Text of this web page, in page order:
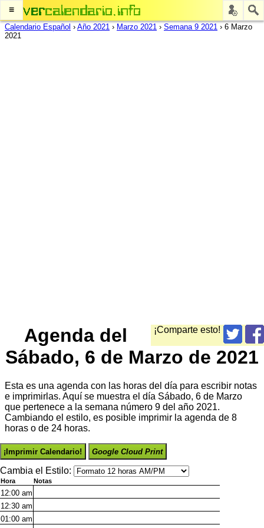
≡
Calendario Español › Año 2021 › Marzo 2021 › Semana 9 2021 › 6 Marzo
2021
¡Comparte esto!
Agenda del
Sábado, 6 de Marzo de 2021
Esta es una agenda con las horas del día para escribir notas
e imprimirlas. Aquí se muestra el día Sábado, 6 de Marzo
que pertenece a la semana número 9 del año 2021.
Cambiando el estilo, es posible imprimir la agenda de 8
horas o de 24 horas.
¡Imprimir Calendario! Google Cloud Print
Cambia el Estilo:
Hora Notas
12:00 am
12:30 am
01:00 am